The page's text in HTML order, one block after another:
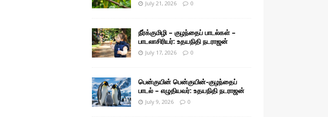
July 21, 2026 0
நீர்க்குமிழி – குழந்தைப் பாடல்கள் –
பாடலாசிரியர்: உதயநிதி நடராஜன்
July 17, 2026 0
பென்குயின் பென்குயின்-குழந்தைப்
பாடல் – எழுதியவர்: உதயநிதி நடராஜன்
July 9, 2026 0